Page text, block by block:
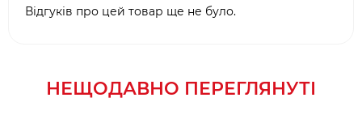
Відгуків про цей товар ще не було.
НЕЩОДАВНО ПЕРЕГЛЯНУТІ